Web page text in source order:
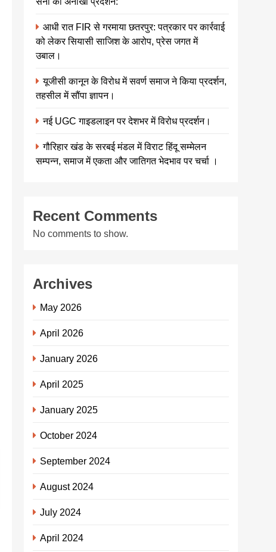
आधी रात FIR से गरमाया छतरपुर: पत्रकार पर कार्रवाई
को लेकर सियासी साजिश के आरोप, प्रेस जगत में
उबाल।
यूजीसी कानून के विरोध में सवर्ण समाज ने किया प्रदर्शन,
तहसील में सौंपा ज्ञापन।
नई UGC गाइडलाइन पर देशभर में विरोध प्रदर्शन।
गौरिहार खंड के सरबई मंडल में विराट हिंदू सम्मेलन
सम्पन्न, समाज में एकता और जातिगत भेदभाव पर चर्चा ।
Recent Comments
No comments to show.
Archives
May 2026
April 2026
January 2026
April 2025
January 2025
October 2024
September 2024
August 2024
July 2024
April 2024